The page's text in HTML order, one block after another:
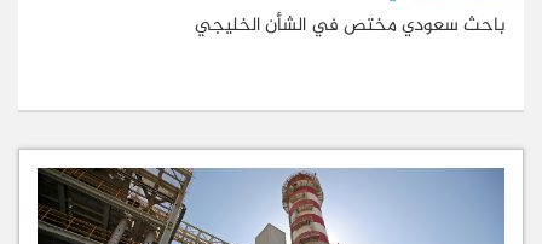
باحث سعودي مختص في الشأن الخليجي